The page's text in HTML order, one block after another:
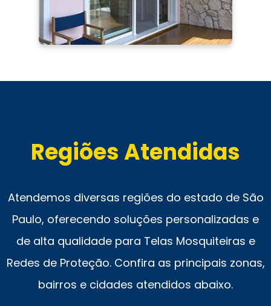
Regiões Atendidas
Atendemos diversas regiões do estado de São
Paulo, oferecendo soluções personalizadas e
de alta qualidade para Telas Mosquiteiras e
Redes de Proteção. Confira as principais zonas,
bairros e cidades atendidos abaixo.